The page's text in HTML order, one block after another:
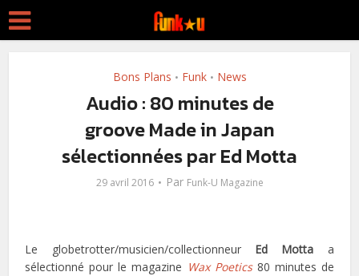
Bons Plans • Funk • News
Audio : 80 minutes de
groove Made in Japan
sélectionnées par Ed Motta
29 avril 2016 Par Funk-U Magazine
Le globetrotter/musicien/collectionneur Ed Motta a
sélectionné pour le magazine Wax Poetics80 minutes de